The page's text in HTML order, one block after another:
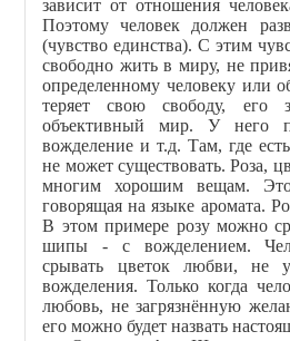
зависит от отношения
Поэтому человек должен
(чувство единства). С этим
свободно жить в миру, не
определенному человеку или
теряет свою свободу, его
объективный мир. У него
вожделение и т.д. Там, где
не может существовать. Роза,
многим хорошим вещам. Это
говорящая на языке аромата.
В этом примере розу можно
шипы - с вожделением.
срывать цветок любви, не
вожделения. Только когда
любовь, не загрязнённую
его можно будет назвать